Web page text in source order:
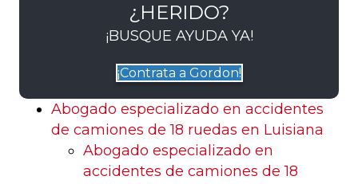
¿HERIDO?
¡BUSQUE AYUDA YA!
¡Contrata a Gordon!
Abogado especializado en accidentes
de camiones de 18 ruedas en Luisiana
Abogado especializado en
accidentes de camiones de 18